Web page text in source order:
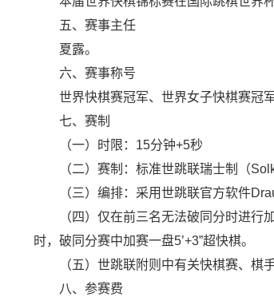
五、赛事主任
夏露。
六、赛事称号
世界快棋赛冠军、世界女子快棋赛冠军
七、赛制
（一）时限：15分钟+5秒
（二）赛制：标准世跳联瑞士制（
（三）编排：采用世跳联官方软件
（四）仅在前三名无法破同分时进行加
时，破同分赛中加赛一盘5’+3”超快棋。
（五）世跳联附则中有关快棋赛、棋手
八、参赛费